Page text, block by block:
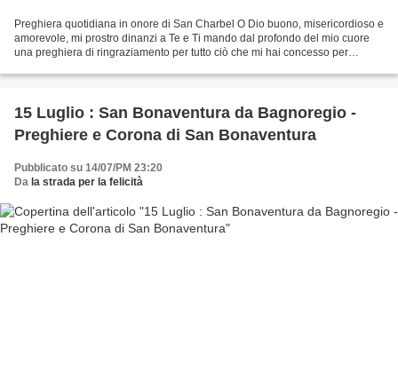
Preghiera quotidiana in onore di San Charbel O Dio buono, misericordioso e
amorevole, mi prostro dinanzi a Te e Ti mando dal profondo del mio cuore
una preghiera di ringraziamento per tutto ciò che mi hai concesso per
15 Luglio : San Bonaventura da Bagnoregio -
Preghiere e Corona di San Bonaventura
Pubblicato su 14/07/PM 23:20
Da la strada per la felicità